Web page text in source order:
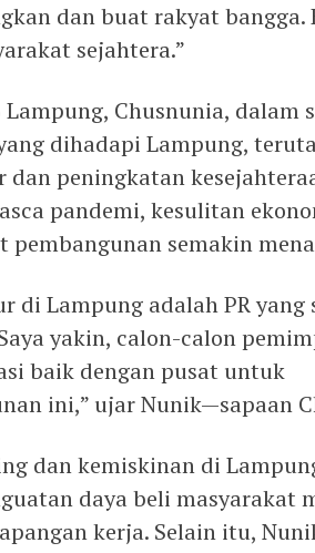
dan buat rakyat
sejahtera.”
Lampung, Chusnunia, dalam
dihadapi Lampung,
peningkatan
pandemi, kesulitan
semakin
di Lampung adalah PR yang
yakin, calon-calon
baik dengan pusat untuk
ini,” ujar Nunik—sapaan
dan kemiskinan di
daya beli masyarakat
kerja. Selain itu,